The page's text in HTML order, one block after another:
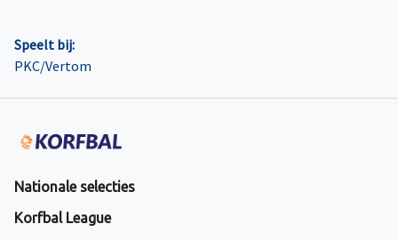
Speelt bij:
PKC/Vertom
Nationale selecties
Korfbal League